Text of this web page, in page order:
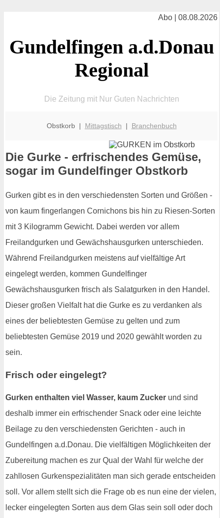
Abo | 08.08.2026
Gundelfingen a.d.Donau
Regional
Die Zeitung mit Nur Guten Nachrichten
Obstkorb | Mittagstisch | Branchenbuch
Die Gurke - erfrischendes Gemüse,
sogar im Gundelfinger Obstkorb
Gurken gibt es in den verschiedensten Sorten und Größen -
von kaum fingerlangen Cornichons bis hin zu Riesen-Sorten
mit 3 Kilogramm Gewicht. Dabei werden vor allem
Freilandgurken und Gewächshausgurken unterschieden.
Während Freilandgurken meistens auf vielfältige Art
eingelegt werden, kommen Gundelfinger
Gewächshausgurken frisch als Salatgurken in den Handel.
Dieser großen Vielfalt hat die Gurke es zu verdanken als
eines der beliebtesten Gemüse zu gelten und zum
beliebtesten Gemüse 2019 und 2020 gewählt worden zu
sein.
Frisch oder eingelegt?
Gurken enthalten viel Wasser, kaum Zucker und sind
deshalb immer ein erfrischender Snack oder eine leichte
Beilage zu den verschiedensten Gerichten - auch in
Gundelfingen a.d.Donau. Die vielfältigen Möglichkeiten der
Zubereitung machen es zur Qual der Wahl für welche der
zahllosen Gurkenspezialitäten man sich gerade entscheiden
soll. Vor allem stellt sich die Frage ob es nun eine der vielen,
lecker eingelegten Sorten aus dem Glas sein soll oder doch